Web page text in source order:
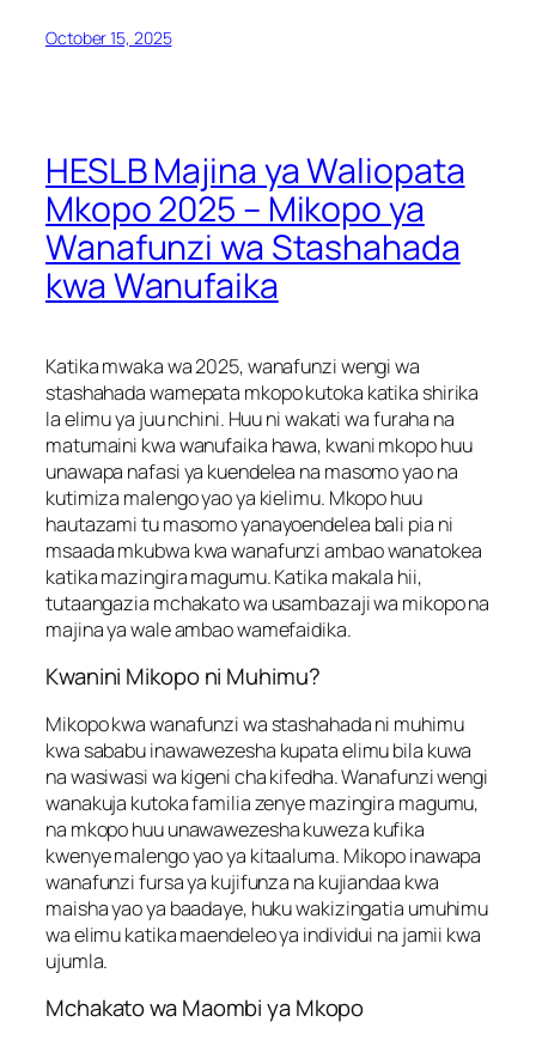
October 15, 2025
HESLB Majina ya Waliopata
Mkopo 2025 – Mikopo ya
Wanafunzi wa Stashahada
kwa Wanufaika
Katika mwaka wa 2025, wanafunzi wengi wa
stashahada wamepata mkopo kutoka katika shirika
la elimu ya juu nchini. Huu ni wakati wa furaha na
matumaini kwa wanufaika hawa, kwani mkopo huu
unawapa nafasi ya kuendelea na masomo yao na
kutimiza malengo yao ya kielimu. Mkopo huu
hautazami tu masomo yanayoendelea bali pia ni
msaada mkubwa kwa wanafunzi ambao wanatokea
katika mazingira magumu. Katika makala hii,
tutaangazia mchakato wa usambazaji wa mikopo na
majina ya wale ambao wamefaidika.
Kwanini Mikopo ni Muhimu?
Mikopo kwa wanafunzi wa stashahada ni muhimu
kwa sababu inawawezesha kupata elimu bila kuwa
na wasiwasi wa kigeni cha kifedha. Wanafunzi wengi
wanakuja kutoka familia zenye mazingira magumu,
na mkopo huu unawawezesha kuweza kufika
kwenye malengo yao ya kitaaluma. Mikopo inawapa
wanafunzi fursa ya kujifunza na kujiandaa kwa
maisha yao ya baadaye, huku wakizingatia umuhimu
wa elimu katika maendeleo ya individui na jamii kwa
ujumla.
Mchakato wa Maombi ya Mkopo